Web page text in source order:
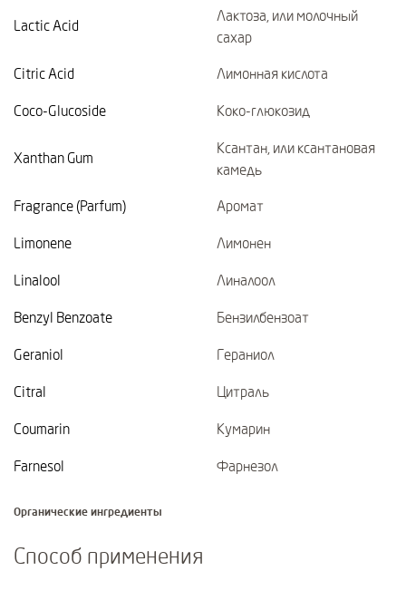
Lactic Acid
Лактоза, или молочный
сахар
Citric Acid
Лимонная кислота
Coco-Glucoside Коко-глюкозид
Xanthan Gum
Ксантан, или ксантановая
камедь
Fragrance (Parfum)
Аромат
Limonene Лимонен
Linalool Линалоол
Benzyl Benzoate Бензилбензоат
Geraniol Гераниол
Citral Цитраль
Coumarin Кумарин
Farnesol Фарнезол
Органические ингредиенты
Способ применения